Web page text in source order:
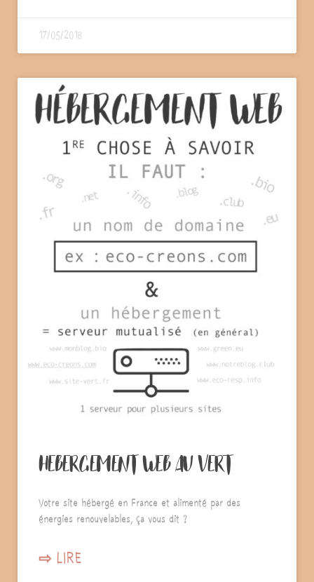
17/05/2018
HEBERGEMENT WEB AU VERT
Votre site hébergé en France et alimenté par des
énergies renouvelables, ça vous dit ?
⇨ LIRE